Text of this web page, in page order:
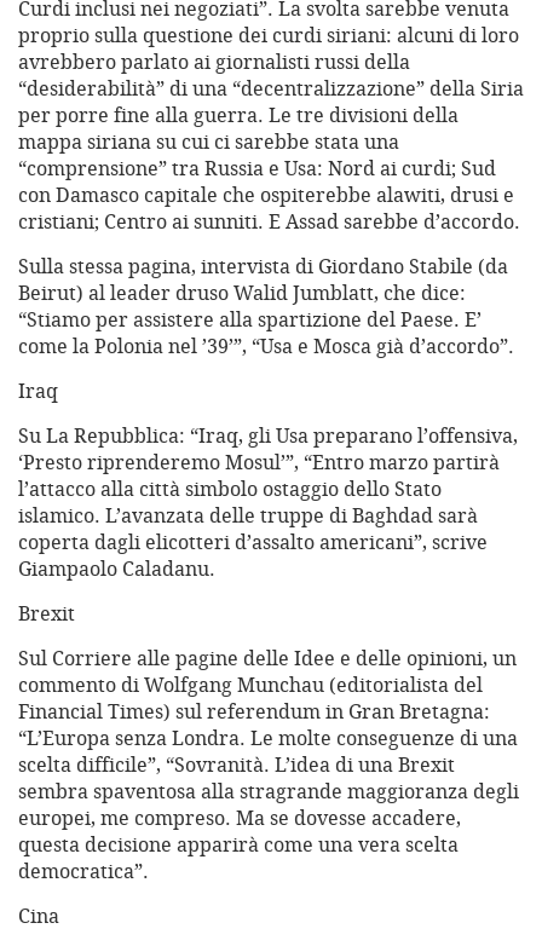
Curdi inclusi nei negoziati”. La svolta sarebbe venuta
proprio sulla questione dei curdi siriani: alcuni di loro
avrebbero parlato ai giornalisti russi della
“desiderabilità” di una “decentralizzazione” della Siria
per porre fine alla guerra. Le tre divisioni della
mappa siriana su cui ci sarebbe stata una
“comprensione” tra Russia e Usa: Nord ai curdi; Sud
con Damasco capitale che ospiterebbe alawiti, drusi e
cristiani; Centro ai sunniti. E Assad sarebbe d’accordo.
Sulla stessa pagina, intervista di Giordano Stabile (da
Beirut) al leader druso Walid Jumblatt, che dice:
“Stiamo per assistere alla spartizione del Paese. E’
come la Polonia nel ’39’”, “Usa e Mosca già d’accordo”.
Iraq
Su La Repubblica: “Iraq, gli Usa preparano l’offensiva,
‘Presto riprenderemo Mosul’”, “Entro marzo partirà
l’attacco alla città simbolo ostaggio dello Stato
islamico. L’avanzata delle truppe di Baghdad sarà
coperta dagli elicotteri d’assalto americani”, scrive
Giampaolo Caladanu.
Brexit
Sul Corriere alle pagine delle Idee e delle opinioni, un
commento di Wolfgang Munchau (editorialista del
Financial Times) sul referendum in Gran Bretagna:
“L’Europa senza Londra. Le molte conseguenze di una
scelta difficile”, “Sovranità. L’idea di una Brexit
sembra spaventosa alla stragrande maggioranza degli
europei, me compreso. Ma se dovesse accadere,
questa decisione apparirà come una vera scelta
democratica”.
Cina